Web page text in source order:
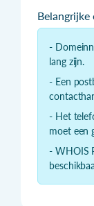
Belangrijke
-
lang zijn.
- Een
- Het
moet een
- WHOIS